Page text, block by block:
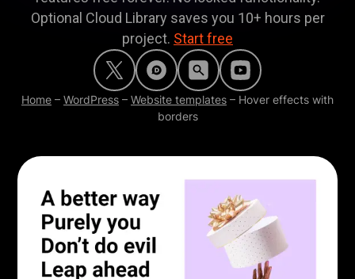
Optional Cloud Library saves you 10+ hours per
project. Start free
Home – WordPress – Website templates – Hover effects with
borders